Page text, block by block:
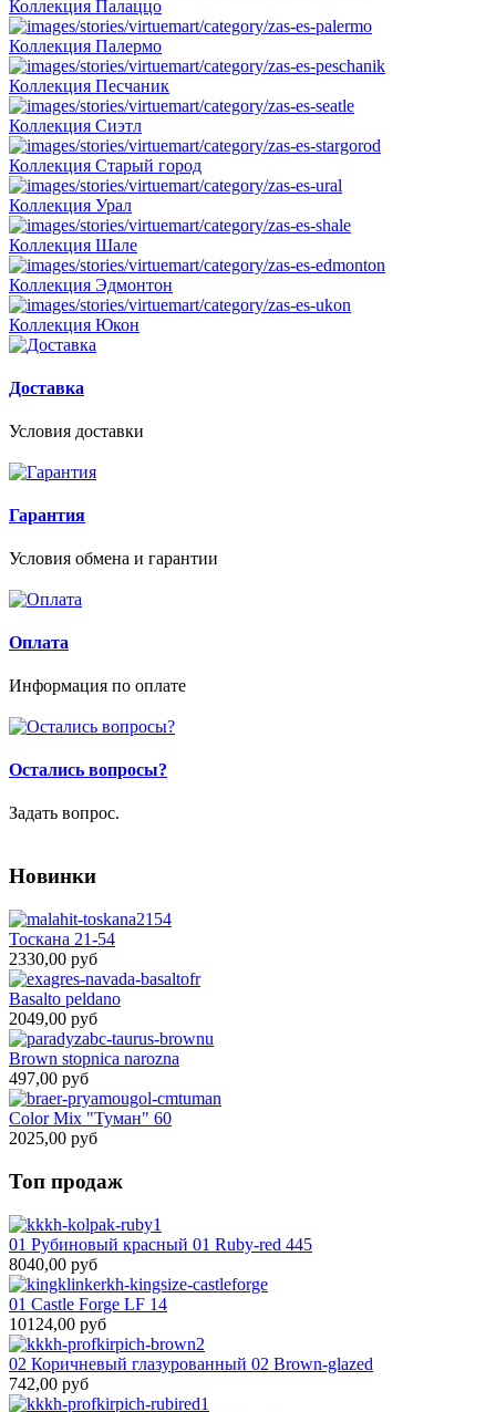
Коллекция Палаццо
Коллекция Палермо
Коллекция Песчаник
Коллекция Сиэтл
Коллекция Старый город
Коллекция Урал
Коллекция Шале
Коллекция Эдмонтон
Коллекция Юкон
Доставка
Условия доставки
Гарантия
Условия обмена и гарантии
Оплата
Информация по оплате
Остались вопросы?
Задать вопрос.
Новинки
Тоскана 21-54
2330,00 руб
Basalto peldano
2049,00 руб
Brown stopnica narozna
497,00 руб
Color Mix "Туман" 60
2025,00 руб
Топ продаж
01 Рубиновый красный 01 Ruby-red 445
8040,00 руб
01 Castle Forge LF 14
10124,00 руб
02 Коричневый глазурованный 02 Brown-glazed
742,00 руб